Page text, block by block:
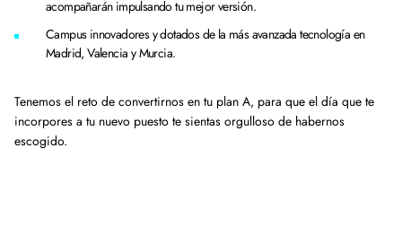
acompañarán impulsando tu mejor versión.
Campus innovadores y dotados de la más avanzada tecnología en
Madrid, Valencia y Murcia.
Tenemos el reto de convertirnos en tu plan A, para que el día que te
incorpores a tu nuevo puesto te sientas orgulloso de habernos
escogido.